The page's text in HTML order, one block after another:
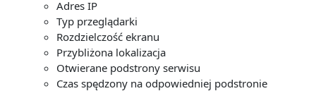
Adres IP
Typ przeglądarki
Rozdzielczość ekranu
Przybliżona lokalizacja
Otwierane podstrony serwisu
Czas spędzony na odpowiedniej podstronie